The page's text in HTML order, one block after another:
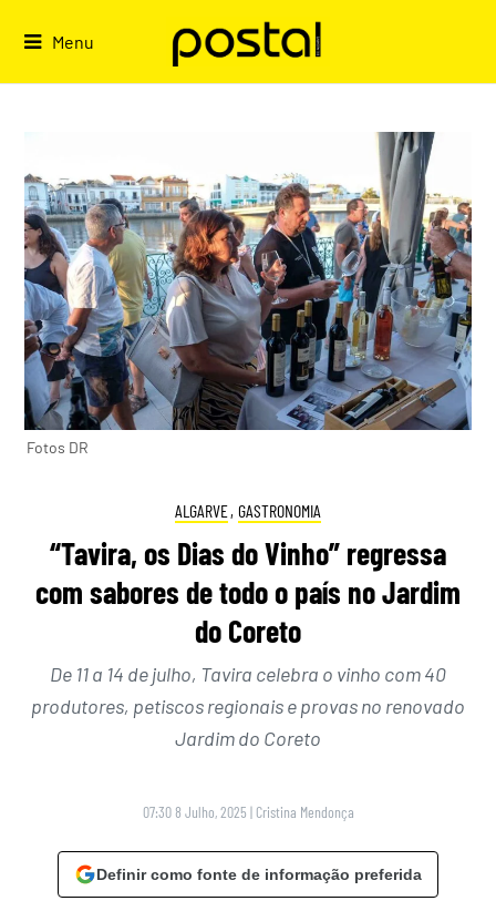
Menu
Fotos DR
ALGARVE, GASTRONOMIA
“Tavira, os Dias do Vinho” regressa
com sabores de todo o país no Jardim
do Coreto
De 11 a 14 de julho, Tavira celebra o vinho com 40
produtores, petiscos regionais e provas no renovado
Jardim do Coreto
07:30 8 Julho, 2025 | Cristina Mendonça
Definir como fonte de informação preferida